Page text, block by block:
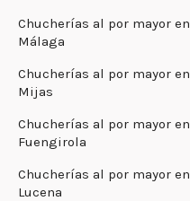
Chucherías al por mayor en
Málaga
Chucherías al por mayor en
Mijas
Chucherías al por mayor en
Fuengirola
Chucherías al por mayor en
Lucena